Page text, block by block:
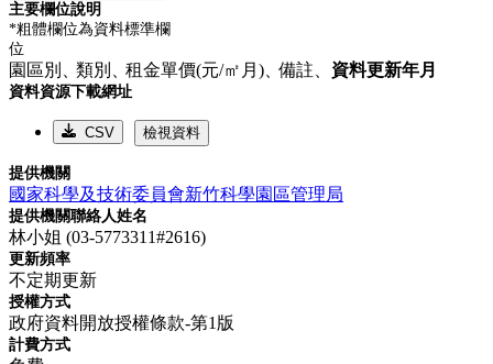
主要欄位說明
*粗體欄位為資料標準欄
位
園區別、類別、租金單價(元/㎡月)、備註、 資料更新年月
資料資源下載網址
CSV 檢視資料
提供機關
國家科學及技術委員會新竹科學園區管理局
提供機關聯絡人姓名
林小姐 (03-5773311#2616)
更新頻率
不定期更新
授權方式
政府資料開放授權條款-第1版
計費方式